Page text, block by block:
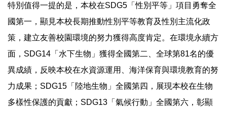
特別值得一提的是，本校在SDG5「性別平等」項目勇奪全
國第一，顯見本校長期推動性別平等教育及性別主流化政
策，建立友善校園環境的努力獲得高度肯定。在環境永續方
面，SDG14「水下生物」獲得全國第二、全球第81名的優
異成績，反映本校在水資源運用、海洋保育與環境教育的努
力成果；SDG15「陸地生物」全國第四，展現本校在生物
多樣性保護的貢獻；SDG13「氣候行動」全國第六，彰顯